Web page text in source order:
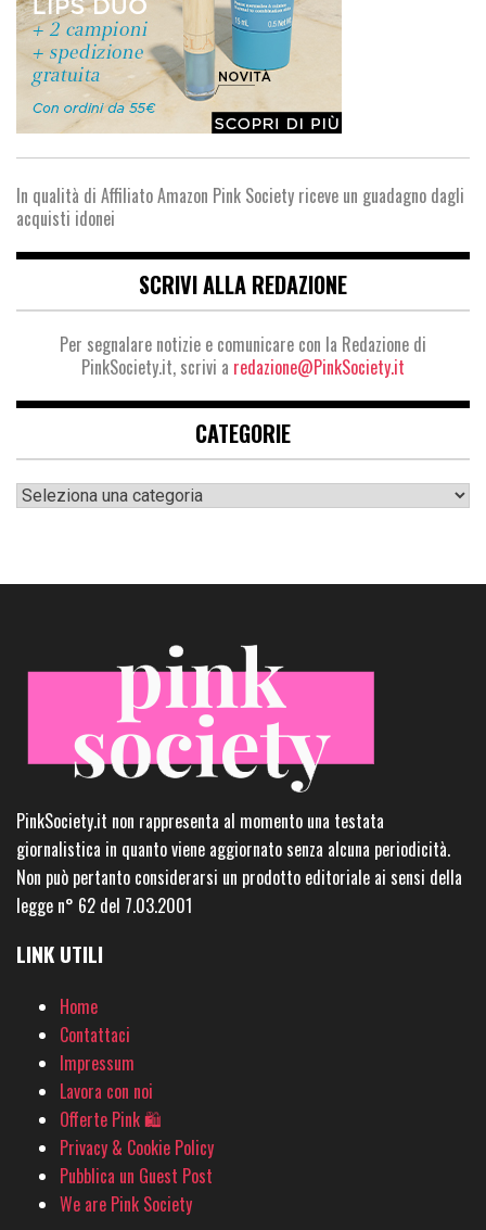
In qualità di Affiliato Amazon Pink Society riceve un guadagno dagli
acquisti idonei
SCRIVI ALLA REDAZIONE
Per segnalare notizie e comunicare con la Redazione di
PinkSociety.it, scrivi a redazione@PinkSociety.it
CATEGORIE
Categorie
PinkSociety.it non rappresenta al momento una testata
giornalistica in quanto viene aggiornato senza alcuna periodicità.
Non può pertanto considerarsi un prodotto editoriale ai sensi della
legge n° 62 del 7.03.2001
LINK UTILI
Home
Contattaci
Impressum
Lavora con noi
Offerte Pink 🛍
Privacy & Cookie Policy
Pubblica un Guest Post
We are Pink Society